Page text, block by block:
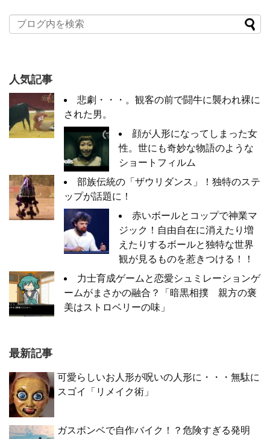
人気記事
悲劇・・・。観客の前で闘牛に襲われ裸に
された男。
顔が人形になってしまった女
性。世にも奇妙な物語のような
ショートフィルム
部族伝統の「ザウリダンス」！独特のステ
ップが話題に！
赤いボールとコップで神業マ
ジック！自由自在に消えたり増
えたりするボールと独特な世界
観が見るものを惹きつける！！
力士育成ゲームと恋愛シュミレーションゲ
ームがまさかの融合？「暗黒相撲 親方の褒
美はストロベリーの味」
最新記事
可愛らしいお人形が呪いの人形に・・・無駄に
スゴイ「リメイク術」
ガスボンベで自作バイク！？危険すぎる発明